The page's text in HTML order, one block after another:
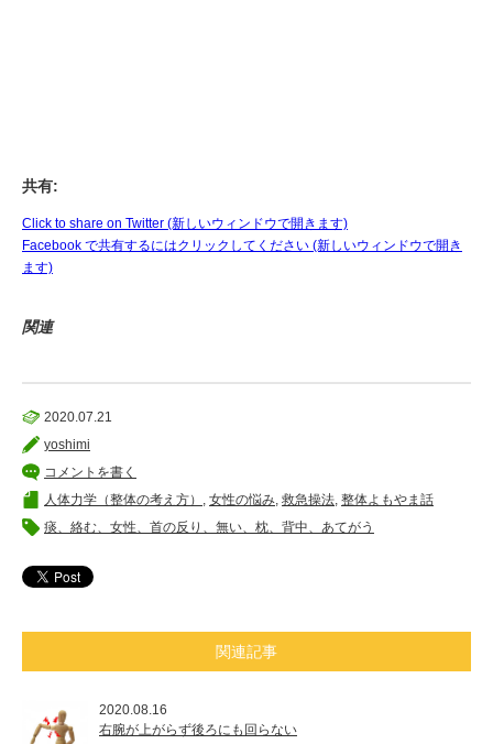
共有:
Click to share on Twitter (新しいウィンドウで開きます)
Facebook で共有するにはクリックしてください (新しいウィンドウで開き
ます)
関連
2020.07.21
yoshimi
コメントを書く
人体力学（整体の考え方）
女性の悩み 救急操法 整体よもやま話
痰、絡む、女性、首の反り、無い、枕、背中、あてがう
関連記事
2020.08.16
右腕が上がらず後ろにも回らない